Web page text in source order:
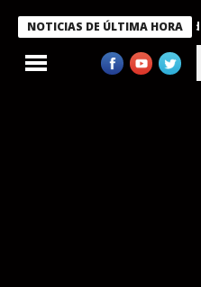
NOTICIAS DE ÚLTIMA HORA
a miembros de la